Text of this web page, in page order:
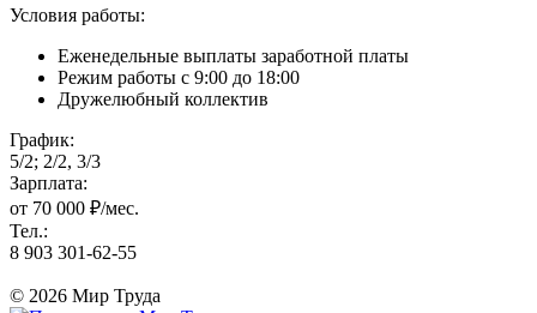
Условия работы:
Еженедельные выплаты заработной платы
Режим работы с 9:00 до 18:00
Дружелюбный коллектив
График:
5/2; 2/2, 3/3
Зарплата:
от 70 000 ₽/мес.
Тел.:
8 903 301-62-55
© 2026 Мир Труда